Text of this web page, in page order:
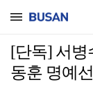
[단독] 서
동훈 명예